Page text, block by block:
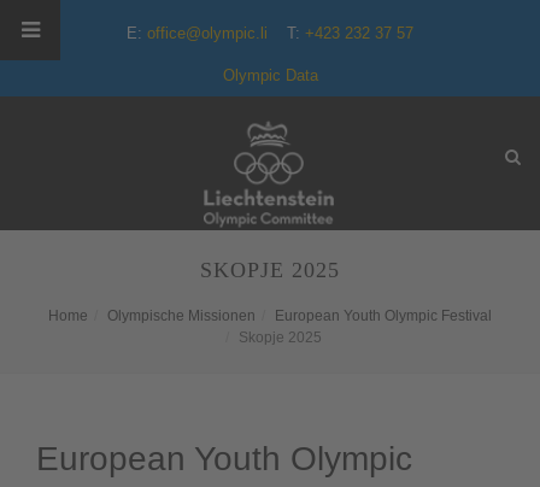
E: office@olympic.li T: +423 232 37 57
Olympic Data
SKOPJE 2025
Home Olympische Missionen
European Youth Olympic Festival
Skopje 2025
European Youth Olympic